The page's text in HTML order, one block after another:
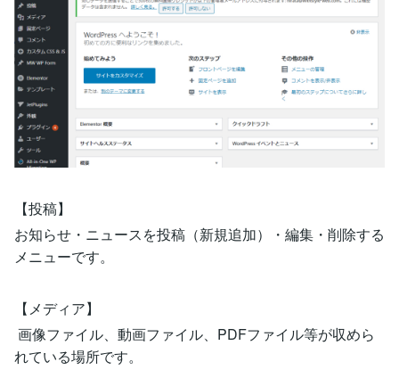
【投稿】
お知らせ・ニュースを投稿（新規追加）・編集・削除する
メニューです。
【メディア】
画像ファイル、動画ファイル、PDFファイル等が収めら
れている場所です。